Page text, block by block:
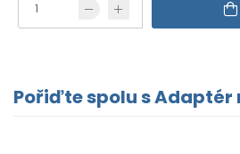
Pořiďte spolu s Adaptér